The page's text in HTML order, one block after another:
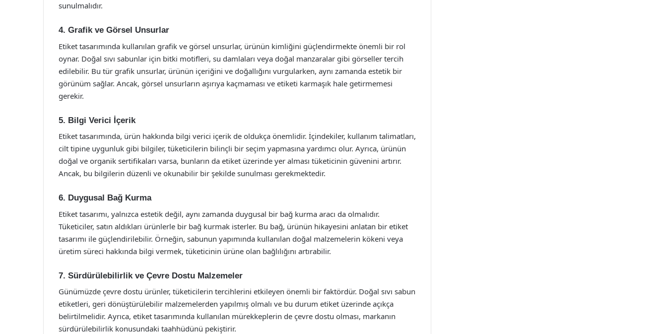
sunulmalıdır.
4. Grafik ve Görsel Unsurlar
Etiket tasarımında kullanılan grafik ve görsel unsurlar, ürünün kimliğini güçlendirmekte önemli bir rol
oynar. Doğal sıvı sabunlar için bitki motifleri, su damlaları veya doğal manzaralar gibi görseller tercih
edilebilir. Bu tür grafik unsurlar, ürünün içeriğini ve doğallığını vurgularken, aynı zamanda estetik bir
görünüm sağlar. Ancak, görsel unsurların aşırıya kaçmaması ve etiketi karmaşık hale getirmemesi
gerekir.
5. Bilgi Verici İçerik
Etiket tasarımında, ürün hakkında bilgi verici içerik de oldukça önemlidir. İçindekiler, kullanım talimatları,
cilt tipine uygunluk gibi bilgiler, tüketicilerin bilinçli bir seçim yapmasına yardımcı olur. Ayrıca, ürünün
doğal ve organik sertifikaları varsa, bunların da etiket üzerinde yer alması tüketicinin güvenini artırır.
Ancak, bu bilgilerin düzenli ve okunabilir bir şekilde sunulması gerekmektedir.
6. Duygusal Bağ Kurma
Etiket tasarımı, yalnızca estetik değil, aynı zamanda duygusal bir bağ kurma aracı da olmalıdır.
Tüketiciler, satın aldıkları ürünlerle bir bağ kurmak isterler. Bu bağ, ürünün hikayesini anlatan bir etiket
tasarımı ile güçlendirilebilir. Örneğin, sabunun yapımında kullanılan doğal malzemelerin kökeni veya
üretim süreci hakkında bilgi vermek, tüketicinin ürüne olan bağlılığını artırabilir.
7. Sürdürülebilirlik ve Çevre Dostu Malzemeler
Günümüzde çevre dostu ürünler, tüketicilerin tercihlerini etkileyen önemli bir faktördür. Doğal sıvı sabun
etiketleri, geri dönüştürülebilir malzemelerden yapılmış olmalı ve bu durum etiket üzerinde açıkça
belirtilmelidir. Ayrıca, etiket tasarımında kullanılan mürekkeplerin de çevre dostu olması, markanın
sürdürülebilirlik konusundaki taahhüdünü pekiştirir.